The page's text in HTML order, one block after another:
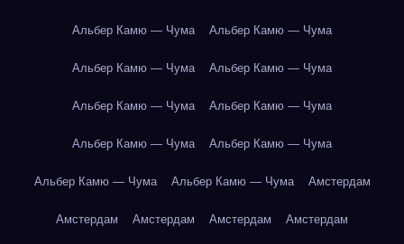
Альбер Камю — Чума Альбер Камю — Чума
Альбер Камю — Чума Альбер Камю — Чума
Альбер Камю — Чума Альбер Камю — Чума
Альбер Камю — Чума Альбер Камю — Чума
Альбер Камю — Чума Альбер Камю — Чума Амстердам
Амстердам Амстердам Амстердам Амстердам